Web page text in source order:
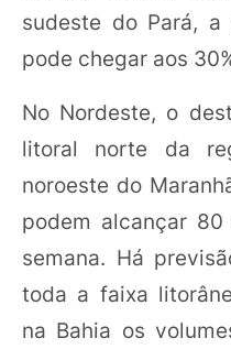
sudeste do Pará,
pode chegar aos
No Nordeste, o
litoral norte da
noroeste do
podem alcançar
semana. Há
toda a faixa
na Bahia os